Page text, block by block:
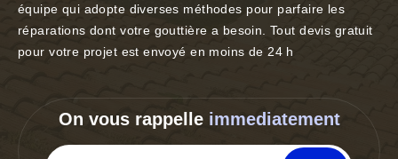
équipe qui adopte diverses méthodes pour parfaire les
réparations dont votre gouttière a besoin. Tout devis gratuit
pour votre projet est envoyé en moins de 24 h
On vous rappelle immediatement